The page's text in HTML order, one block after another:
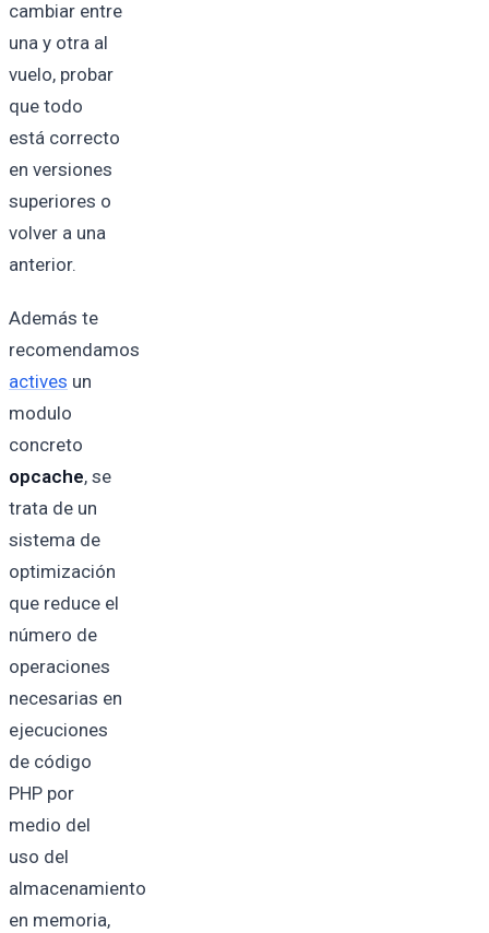
cambiar entre
una y otra al
vuelo, probar
que todo
está correcto
en versiones
superiores o
volver a una
anterior.
Además te
recomendamos
actives un
modulo
concreto
opcache, se
trata de un
sistema de
optimización
que reduce el
número de
operaciones
necesarias en
ejecuciones
de código
PHP por
medio del
uso del
almacenamiento
en memoria,